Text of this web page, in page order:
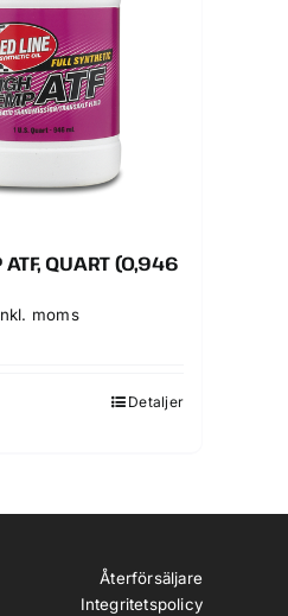
ATF, QUART (0,946
moms
Detaljer
Återförsäljare
Integritetspolicy